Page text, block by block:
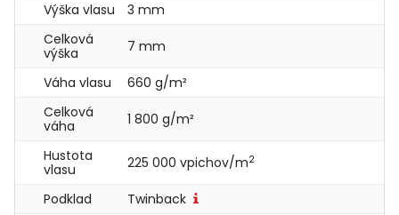
Výška vlasu
3 mm
Celková
výška
7 mm
Váha vlasu
660 g/m²
Celková
váha
1 800 g/m²
Hustota
vlasu
225 000 vpichov/m2
Podklad Twinback